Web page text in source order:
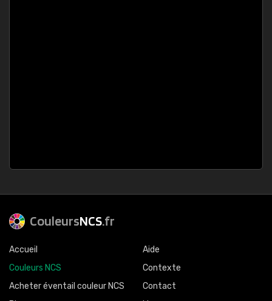
CouleursNCS.fr
Accueil
Couleurs NCS
Acheter éventail couleur NCS
Aide
Contexte
Contact